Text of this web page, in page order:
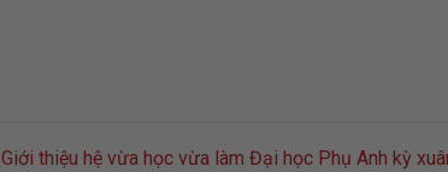
Giới thiệu hệ vừa học vừa làm Đại học Phụ Anh kỳ